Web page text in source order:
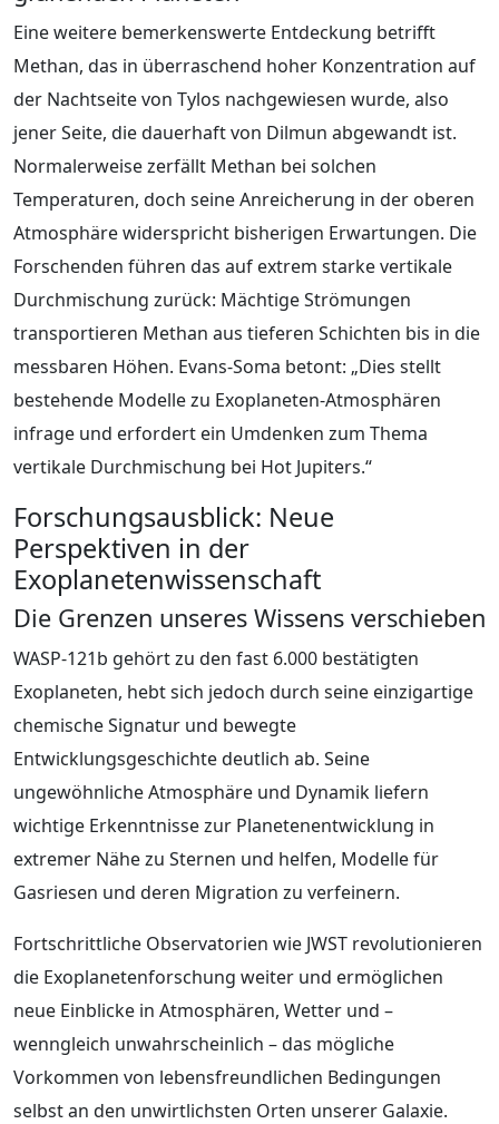
Eine weitere bemerkenswerte Entdeckung betrifft
Methan, das in überraschend hoher Konzentration auf
der Nachtseite von Tylos nachgewiesen wurde, also
jener Seite, die dauerhaft von Dilmun abgewandt ist.
Normalerweise zerfällt Methan bei solchen
Temperaturen, doch seine Anreicherung in der oberen
Atmosphäre widerspricht bisherigen Erwartungen. Die
Forschenden führen das auf extrem starke vertikale
Durchmischung zurück: Mächtige Strömungen
transportieren Methan aus tieferen Schichten bis in die
messbaren Höhen. Evans-Soma betont: „Dies stellt
bestehende Modelle zu Exoplaneten-Atmosphären
infrage und erfordert ein Umdenken zum Thema
vertikale Durchmischung bei Hot Jupiters.“
Forschungsausblick: Neue
Perspektiven in der
Exoplanetenwissenschaft
Die Grenzen unseres Wissens verschieben
WASP-121b gehört zu den fast 6.000 bestätigten
Exoplaneten, hebt sich jedoch durch seine einzigartige
chemische Signatur und bewegte
Entwicklungsgeschichte deutlich ab. Seine
ungewöhnliche Atmosphäre und Dynamik liefern
wichtige Erkenntnisse zur Planetenentwicklung in
extremer Nähe zu Sternen und helfen, Modelle für
Gasriesen und deren Migration zu verfeinern.
Fortschrittliche Observatorien wie JWST revolutionieren
die Exoplanetenforschung weiter und ermöglichen
neue Einblicke in Atmosphären, Wetter und –
wenngleich unwahrscheinlich – das mögliche
Vorkommen von lebensfreundlichen Bedingungen
selbst an den unwirtlichsten Orten unserer Galaxie.